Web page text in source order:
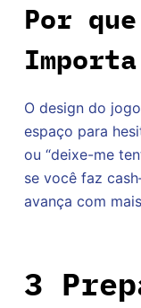
Por
Importa
O design do
espaço para
ou “deixe-me
se você faz
avança com
3